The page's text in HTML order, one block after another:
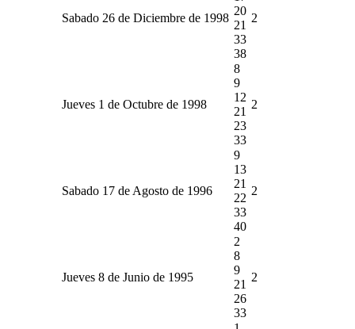
Sabado 26 de Diciembre de 1998
20
21
33
38
2
Jueves 1 de Octubre de 1998
8
9
12
21
23
33
2
Sabado 17 de Agosto de 1996
9
13
21
22
33
40
2
Jueves 8 de Junio de 1995
2
8
9
21
26
33
2